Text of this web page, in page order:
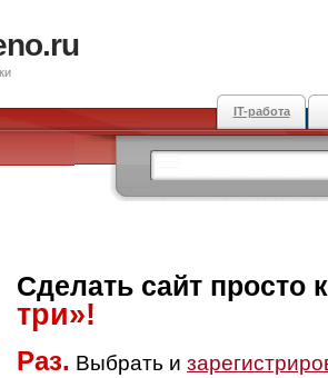
IT-работа
Сделать сайт просто
три»!
Раз. Выбрать и